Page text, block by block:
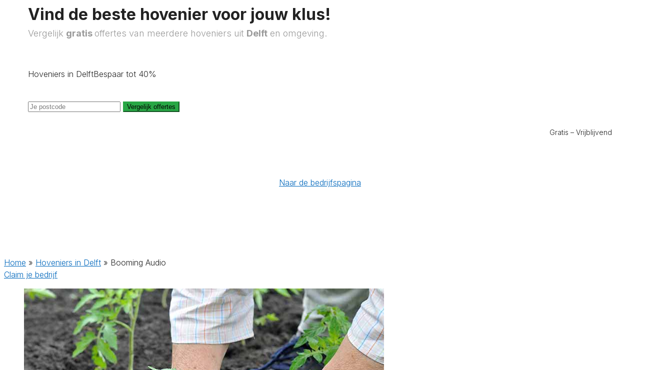
Vind de beste hovenier voor jouw klus!
Vergelijk gratis offertes van meerdere hoveniers uit Delft en omgeving.
Hoveniers in DelftBespaar tot 40%
Vergelijk offertes
Gratis – Vrijblijvend
Naar de bedrijfspagina
Home » Hoveniers in Delft » Booming Audio
Claim je bedrijf